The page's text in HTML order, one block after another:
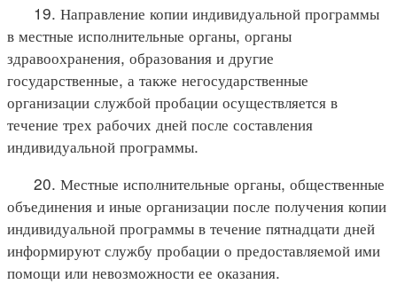
19. Направление копии индивидуальной программы
в местные исполнительные органы, органы
здравоохранения, образования и другие
государственные, а также негосударственные
организации службой пробации осуществляется в
течение трех рабочих дней после составления
индивидуальной программы.
20. Местные исполнительные органы, общественные
объединения и иные организации после получения копии
индивидуальной программы в течение пятнадцати дней
информируют службу пробации о предоставляемой ими
помощи или невозможности ее оказания.